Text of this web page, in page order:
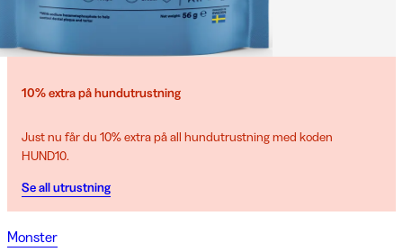
10% extra på hundutrustning
Just nu får du 10% extra på all hundutrustning med koden
HUND10.
Se all utrustning
Monster